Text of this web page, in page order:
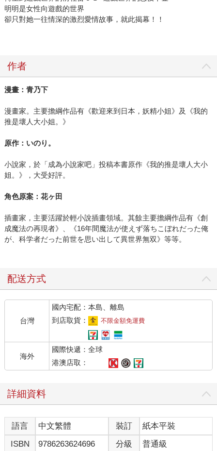
明明是女性向遊戲的世界
卻只對她一往情深的激烈愛情故事，就此揭幕！！
作者
漫畫：青乃下
漫畫家。主要擔綱作品有《歡迎來到日本，妖精小姐》及《我的
推是壞人大小姐。》
原作：いのり。
小說家，於「成為小說家吧」投稿本書原作《我的推是壞人大小
姐。》，大受好評。
角色原案：花ヶ田
插畫家，主要活躍於輕小說插畫領域。其餘主要擔綱作品有《創
成魔法の再現者》、《16年間魔法が使えず落ちこぼれだった俺
が、科学者だった前世を思い出して異世界無双》等等。
配送方式
台灣
國內宅配：本島、離島
到店取貨：
不限金額免運費
海外
國際快遞：全球
港澳店取：
詳細資料
語言 中文繁體 裝訂
紙本平裝
ISBN
9786263624696 分級 普通級